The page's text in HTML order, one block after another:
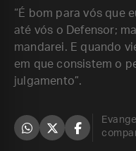
“É bom para vós que
até vós o Defensor;
mandarei. E quando
em que consistem o
julgamento”.